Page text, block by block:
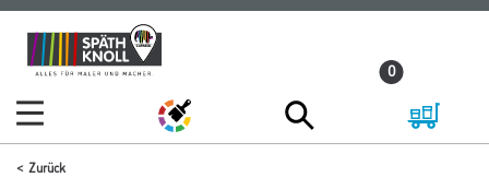
Zum
Inhalt
Zum
Navigationsmenü
0
Zurück